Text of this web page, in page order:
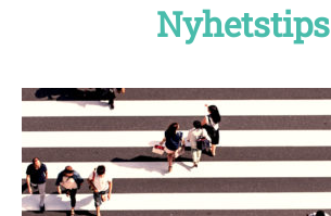
Nyhetstips